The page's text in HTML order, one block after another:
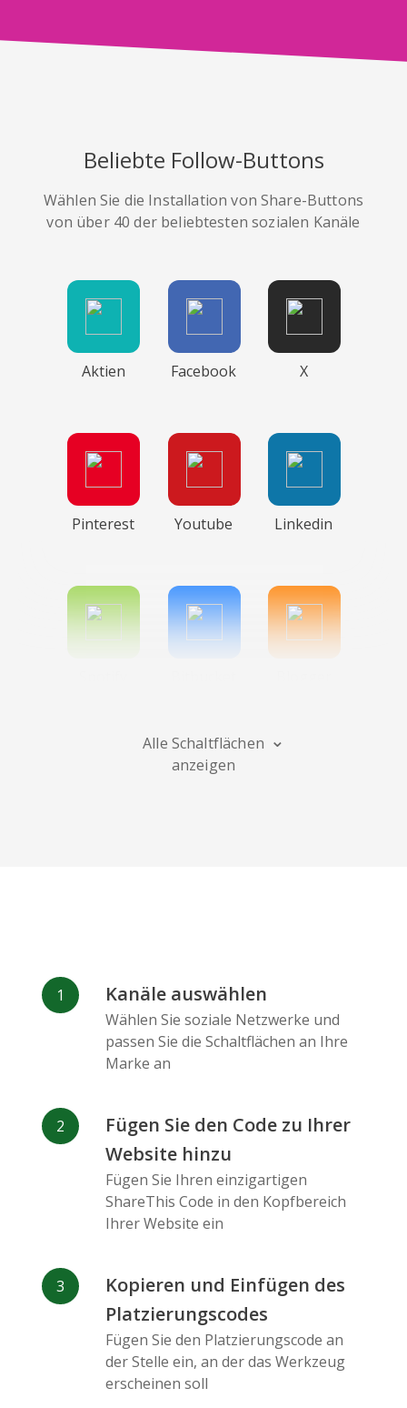
Beliebte Follow-Buttons
Wählen Sie die Installation von Share-Buttons
von über 40 der beliebtesten sozialen Kanäle
Aktien Facebook X
Pinterest Youtube Linkedin
Deviantart Dribbble
Flickr Gitlab
Maps
Snapchat Wechat Reddit
Alle Schaltflächen
anzeigen
Kanäle auswählen
Wählen Sie soziale Netzwerke und
passen Sie die Schaltflächen an Ihre
Marke an
Fügen Sie den Code zu Ihrer
Website hinzu
Fügen Sie Ihren einzigartigen
ShareThis Code in den Kopfbereich
Ihrer Website ein
Kopieren und Einfügen des
Platzierungscodes
Fügen Sie den Platzierungscode an
der Stelle ein, an der das Werkzeug
erscheinen soll